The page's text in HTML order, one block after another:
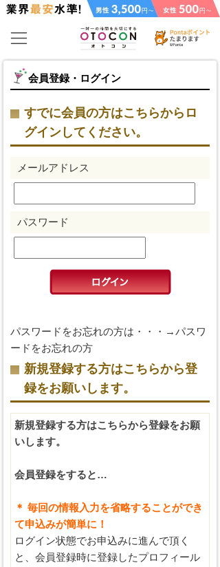
会員登録・ログイン
すでに会員の方はこちらからロ
グインしてください。
メールアドレス
パスワード
パスワードをお忘れの方は・・・→パスワ
ードをお忘れの方
新規登録する方はこちらから登
録をお願いします。
新規登録する方はこちらから登録をお願
いします。
会員登録をすると…
＊ 毎回の情報入力を省略することができ
て申込みが簡単に！
ログイン状態でお申込みに進んで頂く
と、会員登録時に登録したプロフィール